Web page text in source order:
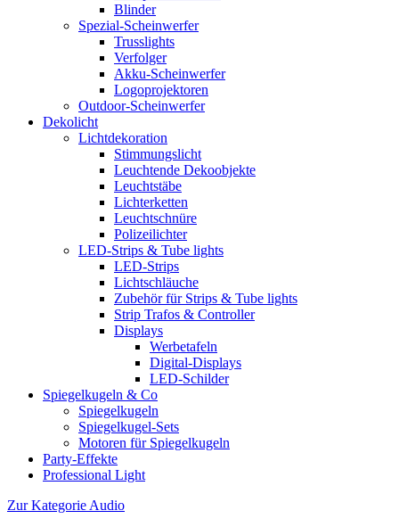
Blinder
Spezial-Scheinwerfer
Trusslights
Verfolger
Akku-Scheinwerfer
Logoprojektoren
Outdoor-Scheinwerfer
Dekolicht
Lichtdekoration
Stimmungslicht
Leuchtende Dekoobjekte
Leuchtstäbe
Lichterketten
Leuchtschnüre
Polizeilichter
LED-Strips & Tube lights
LED-Strips
Lichtschläuche
Zubehör für Strips & Tube lights
Strip Trafos & Controller
Displays
Werbetafeln
Digital-Displays
LED-Schilder
Spiegelkugeln & Co
Spiegelkugeln
Spiegelkugel-Sets
Motoren für Spiegelkugeln
Party-Effekte
Professional Light
Zur Kategorie Audio